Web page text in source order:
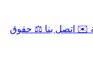
✉️ اتصل بنا ⚖️ حقوق